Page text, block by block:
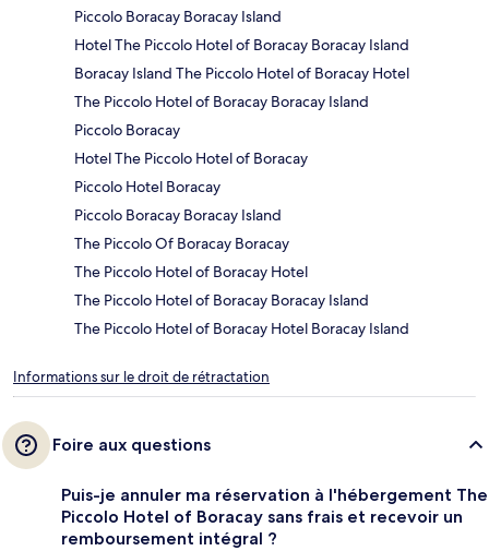
Piccolo Boracay Boracay Island
Hotel The Piccolo Hotel of Boracay Boracay Island
Boracay Island The Piccolo Hotel of Boracay Hotel
The Piccolo Hotel of Boracay Boracay Island
Piccolo Boracay
Hotel The Piccolo Hotel of Boracay
Piccolo Hotel Boracay
Piccolo Boracay Boracay Island
The Piccolo Of Boracay Boracay
The Piccolo Hotel of Boracay Hotel
The Piccolo Hotel of Boracay Boracay Island
The Piccolo Hotel of Boracay Hotel Boracay Island
Informations sur le droit de rétractation
Foire aux questions
Puis-je annuler ma réservation à l'hébergement The
Piccolo Hotel of Boracay sans frais et recevoir un
remboursement intégral ?